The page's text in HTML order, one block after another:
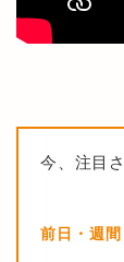
今、注目
前日・週